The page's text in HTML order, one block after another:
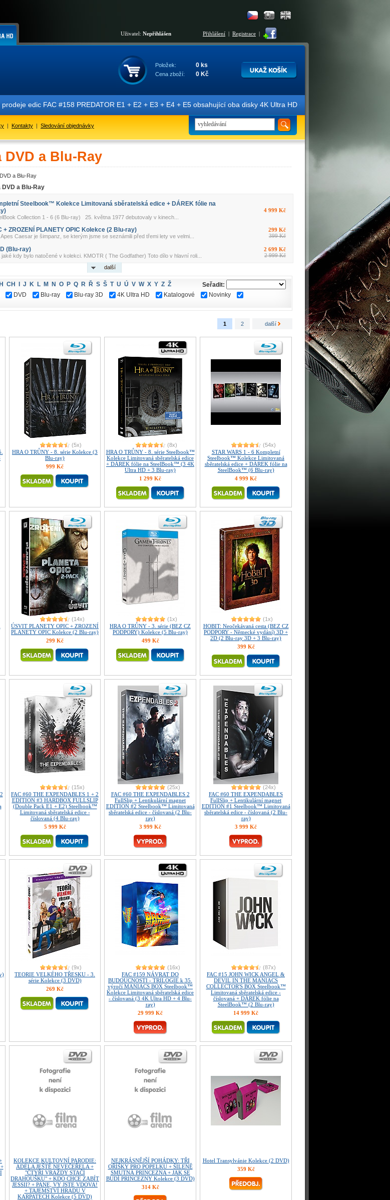
Uživatel: Nepřihlášen Přihlášení | Registrace |
Položek: 0 ks
Cena zboží: 0 Kč
#158 PREDATOR E1 + E2 + E3 + E4 + E5 obsahující oba disky 4K Ultra HD + Blu-ray 3D/2D. Edice jsou
| Kontakty | Sledování objednávky
DVD a Blu-Ray
a Blu-Ray
DVD a Blu-Ray
další
Steelbook™ Kolekce Limitovaná sběratelská edice + DÁREK fólie na
Collection 1 - 6 (6 Blu-ray) 25. května 1977 debutovaly v kinech...
4 999 Kč
+ ZROZENÍ PLANETY OPIC Kolekce (2 Blu-ray)
Caesar je šimpanz, se kterým jsme se seznámili před třemi lety ve velmi...
299 Kč
399 Kč
(Blu-ray)
kdy bylo natočené v kolekci. KMOTR ( The Godfather) Toto dílo v hlavní roli...
2 699 Kč
2 999 Kč
H CH J K L M N O P Q R Ř S Š T U Ú V W X Y Z Ž
Seřadit:
DVD Blu-ray Blu-ray 3D 4K Ultra HD Katalogové
Novinky
1 2 další
(5x)
HRA O TRŮNY - 8. série Kolekce (3
Blu-ray)
999 Kč
(8x)
HRA O TRŮNY - 8. série Steelbook™
Kolekce Limitovaná sběratelská edice
+ DÁREK fólie na SteelBook™ (3 4K
Ultra HD + 3 Blu-ray)
1 299 Kč
(54x)
STAR WARS 1 - 6 Kompletní
Steelbook™ Kolekce Limitovaná
sběratelská edice + DÁREK fólie na
SteelBook™ (6 Blu-ray)
4 999 Kč
(14x)
ÚSVIT PLANETY OPIC + ZROZENÍ
PLANETY OPIC Kolekce (2 Blu-ray)
299 Kč
(1x)
HRA O TRŮNY - 3. série (BEZ CZ
PODPORY) Kolekce (5 Blu-ray)
499 Kč
(1x)
HOBIT: Neočekávaná cesta (BEZ CZ
PODPORY - Německé vydání) 3D +
2D (2 Blu-ray 3D + 3 Blu-ray)
399 Kč
(15x)
FAC #60 THE EXPENDABLES 1 + 2
EDITION #3 HARDBOX FULLSLIP
(Double Pack E1 + E2) Steelbook™
Limitovaná sběratelská edice -
číslovaná (4 Blu-ray)
5 999 Kč
(25x)
FAC #60 THE EXPENDABLES 2
FullSlip + Lentikulární magnet
EDITION #2 Steelbook™ Limitovaná
sběratelská edice - číslovaná (2 Blu-
ray)
3 999 Kč
(24x)
FAC #60 THE EXPENDABLES
FullSlip + Lentikulární magnet
EDITION #1 Steelbook™ Limitovaná
sběratelská edice - číslovaná (2 Blu-
ray)
3 999 Kč
(9x)
TEORIE VELKÉHO TŘESKU - 3.
série Kolekce (3 DVD)
269 Kč
(16x)
FAC #159 NÁVRAT DO
BUDOUCNOSTI - TRILOGIE k 35.
výročí MANIACS BOX Steelbook™
Kolekce Limitovaná sběratelská edice
- číslovaná (3 4K Ultra HD + 4 Blu-
ray)
29 999 Kč
(87x)
FAC #15 JOHN WICK ANGEL &
DEVIL IN THE MANIACS
COLLECTOR'S BOX Steelbook™
Limitovaná sběratelská edice -
číslovaná + DÁREK fólie na
SteelBook™ (2 Blu-ray)
14 999 Kč
KOLEKCE KULTOVNÍ PARODIE:
ADÉLA JEŠTĚ NEVEČEŘELA +
"ČTYŘI VRAŽDY STAČÍ
DRAHOUŠKU" + KDO CHCE ZABÍT
JESSII? + PANE, VY JSTE VDOVA!
+ TAJEMSTVÍ HRADU V
KARPATECH Kolekce (5 DVD)
NEJKRÁSNĚJŠÍ POHÁDKY: TŘI
OŘÍŠKY PRO POPELKU + ŠÍLENĚ
SMUTNÁ PRINCEZNA + JAK SE
BUDÍ PRINCEZNY Kolekce (3 DVD)
314 Kč
Hotel Transylvánie Kolekce (2 DVD)
359 Kč